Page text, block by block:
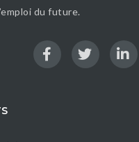
du future.